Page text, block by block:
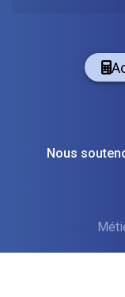
Nous